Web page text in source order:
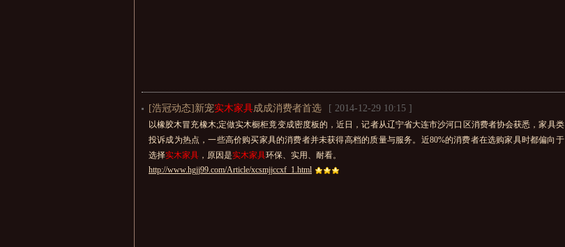
[浩冠动态]新宠实木家具成成消费者首选 [ 2014-12-29 10:15 ]
以橡胶木冒充橡木;定做实木橱柜竟变成密度板的，近日，记者从辽宁省大连市沙河口区消费者协会获悉，家具类
投诉成为热点，一些高价购买家具的消费者并未获得高档的质量与服务。近80%的消费者在选购家具时都偏向于
选择实木家具 ，原因是实木家具环保、实用、耐看。
http://www.hgjj99.com/Article/xcsmjjccxf_1.html